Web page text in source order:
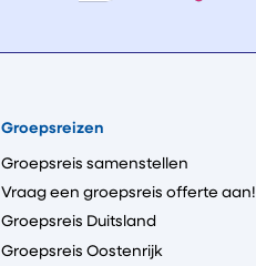
Groepsreizen
Groepsreis samenstellen
Vraag een groepsreis offerte aan!
Groepsreis Duitsland
Groepsreis Oostenrijk